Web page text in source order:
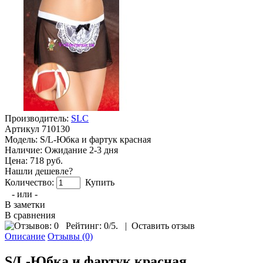
Производитель: SLC
Артикул 710130
Модель: S/L-Юбка и фартук красная
Наличие: Ожидание 2-3 дня
Цена: 718 руб.
Нашли дешевле?
Количество:
Купить
- или -
В заметки
В сравнения
Рейтинг: 0/5. | Оставить отзыв
Описание Отзывы (0)